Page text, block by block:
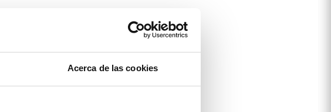
Acerca de las cookies